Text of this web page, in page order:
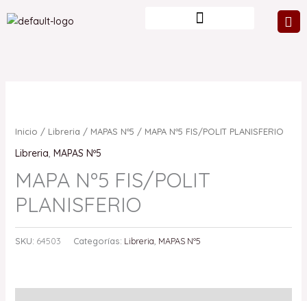
al
Inicio / Libreria / MAPAS Nº5 / MAPA Nº5 FIS/POLIT PLANISFERIO
Libreria, MAPAS Nº5
MAPA Nº5 FIS/POLIT
PLANISFERIO
SKU: 64503 Categorías: Libreria MAPAS Nº5